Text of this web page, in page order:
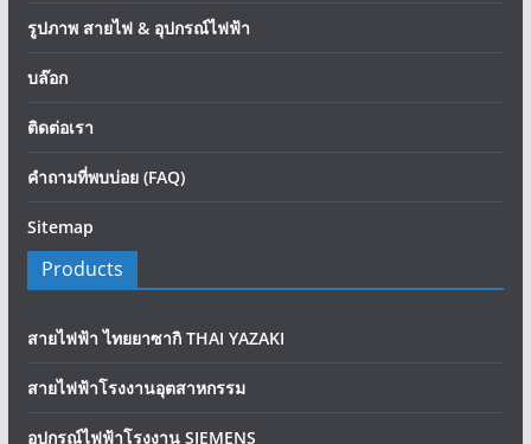
รูปภาพ สายไฟ & อุปกรณ์ไฟฟ้า
บล๊อก
ติดต่อเรา
คำถามที่พบบ่อย (FAQ)
Sitemap
Products
สายไฟฟ้า ไทยยาซากิ THAI YAZAKI
สายไฟฟ้าโรงงานอุตสาหกรรม
อุปกรณ์ไฟฟ้าโรงงาน SIEMENS